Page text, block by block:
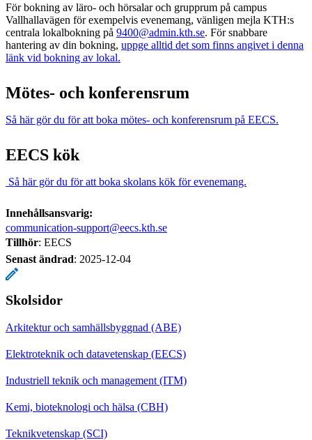
För bokning av läro- och hörsalar och grupprum på campus
Vallhallavägen för exempelvis evenemang, vänligen mejla KTH:s
centrala lokalbokning på 9400@admin.kth.se. För snabbare
hantering av din bokning, uppge alltid det som finns angivet i denna
länk vid bokning av lokal.
Mötes- och konferensrum
Så här gör du för att boka mötes- och konferensrum på EECS.
EECS kök
Så här gör du för att boka skolans kök för evenemang.
Innehållsansvarig:
communication-support@eecs.kth.se
Tillhör: EECS
Senast ändrad: 2025-12-04
Skolsidor
Arkitektur och samhällsbyggnad (ABE)
Elektroteknik och datavetenskap (EECS)
Industriell teknik och management (ITM)
Kemi, bioteknologi och hälsa (CBH)
Teknikvetenskap (SCI)